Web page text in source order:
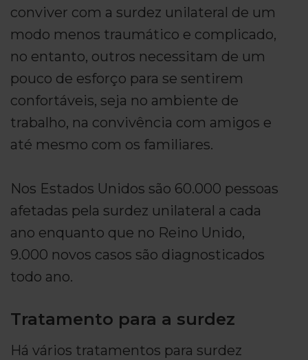
conviver com a surdez unilateral de um
modo menos traumático e complicado,
no entanto, outros necessitam de um
pouco de esforço para se sentirem
confortáveis, seja no ambiente de
trabalho, na convivência com amigos e
até mesmo com os familiares.
Nos Estados Unidos são 60.000 pessoas
afetadas pela surdez unilateral a cada
ano enquanto que no Reino Unido,
9.000 novos casos são diagnosticados
todo ano.
Tratamento para a surdez
Há vários tratamentos para surdez